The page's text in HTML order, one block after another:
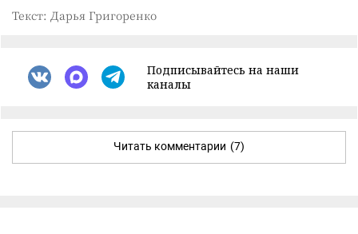
Текст: Дарья Григоренко
Подписывайтесь на наши
каналы
Читать комментарии (7)